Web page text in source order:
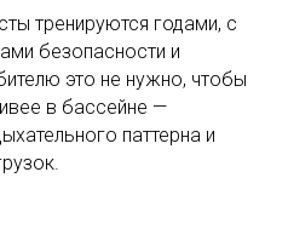
тренируются годами, с
безопасности и
это не нужно, чтобы
в бассейне —
паттерна и